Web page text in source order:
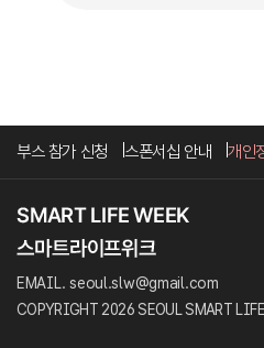
부스 참가 신청 스폰서십 안내 개인
EMAIL. seoul.slw@gmail.com
COPYRIGHT 2026 SEOUL SMART